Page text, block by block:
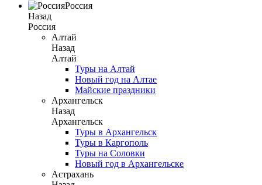
Россия
Назад
Россия
Алтай
Назад
Алтай
Туры на Алтай
Новый год на Алтае
Майские праздники
Архангельск
Назад
Архангельск
Туры в Архангельск
Туры в Каргополь
Туры на Соловки
Новый год в Архангельске
Астрахань